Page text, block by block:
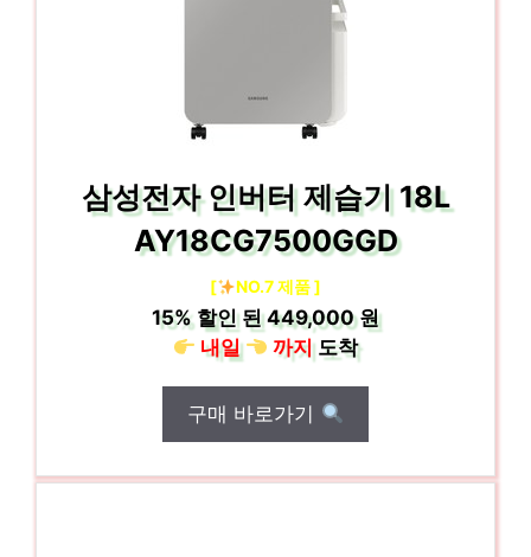
삼성전자 인버터 제습기 18L
AY18CG7500GGD
[ NO.7 제품 ]
15%할인 된449,000 원
내일
까지도착
구매 바로가기